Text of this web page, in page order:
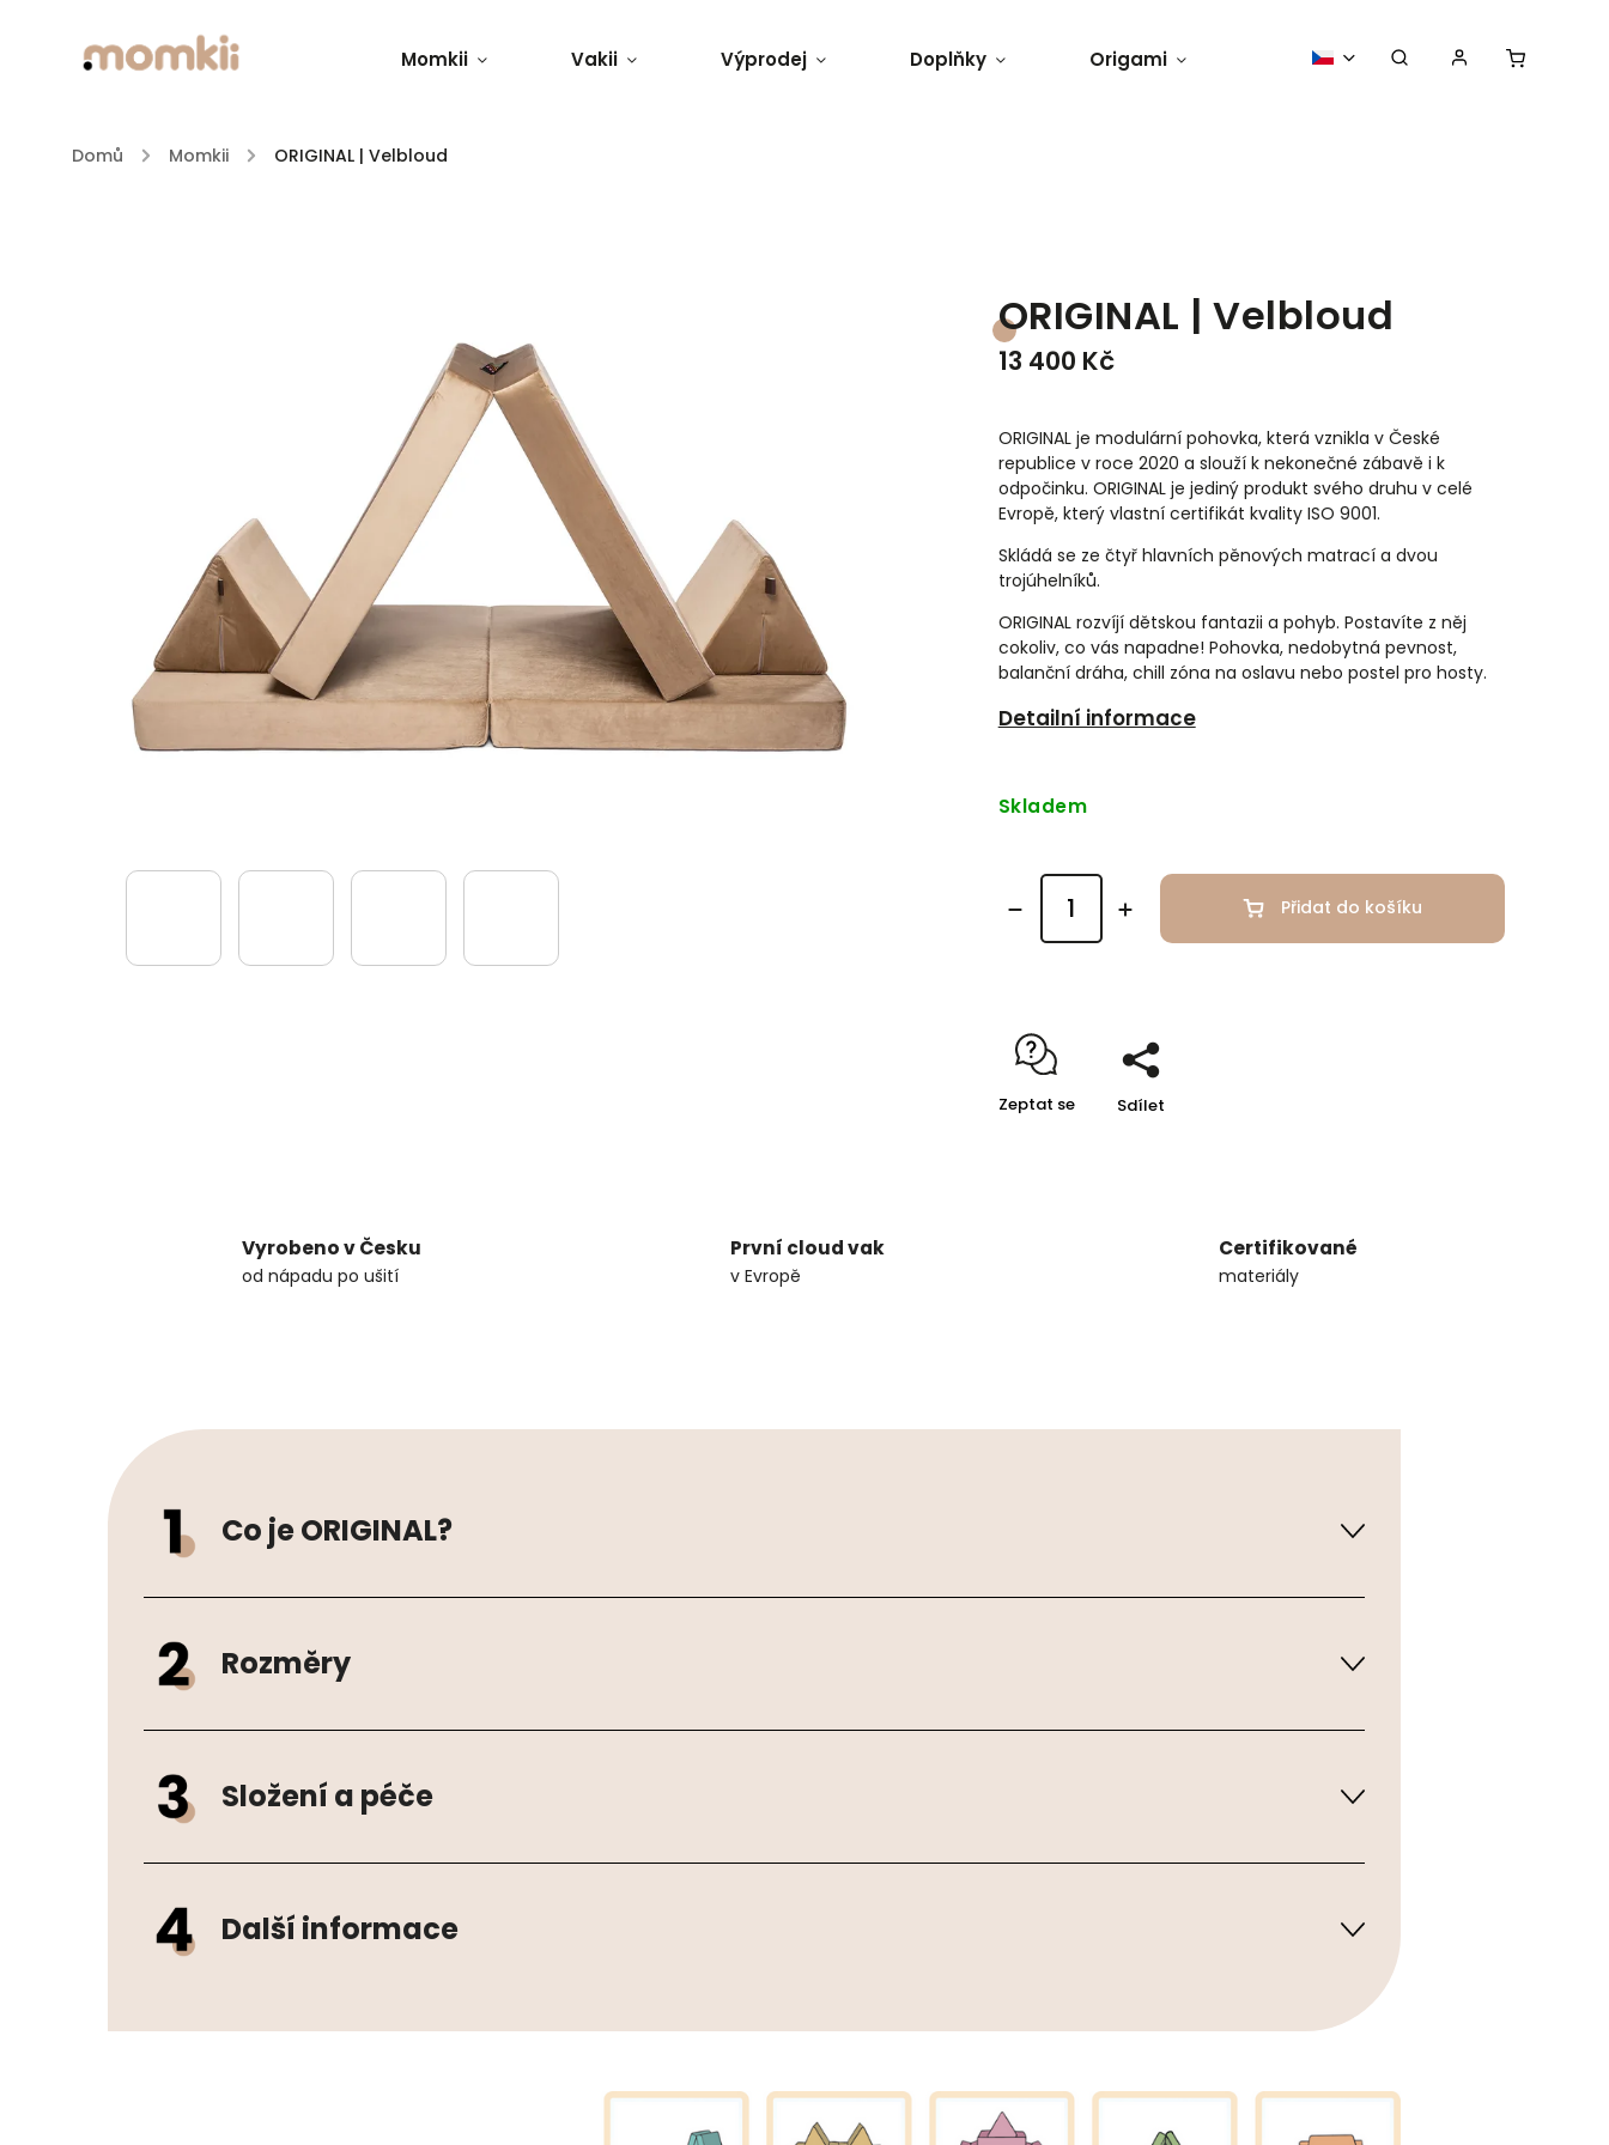
Momkii Vakii Výprodej Doplňky Origami Momkii na zkoušku
Domů / Momkii / ORIGINAL | Velbloud
ORIGINAL | Velbloud
13 400 Kč
ORIGINAL je modulární pohovka, která vznikla v České
republice v roce 2020 a slouží k nekonečné zábavě i k
odpočinku. ORIGINAL je jediný produkt svého druhu v celé
Evropě, který vlastní certifikát kvality ISO 9001.
Skládá se ze čtyř hlavních pěnových matrací a dvou
trojúhelníků.
ORIGINAL rozvíjí dětskou fantazii a pohyb. Postavíte z něj
cokoliv, co vás napadne! Pohovka, nedobytná pevnost,
balanční dráha, chill zóna na oslavu nebo postel pro hosty.
Detailní informace
Skladem
Přidat do košíku
Zeptat se Sdílet
Vyrobeno v Česku
od nápadu po ušití
První cloud vak
v Evropě
Certifikované
materiály
Co je ORIGINAL?
Rozměry
Složení a péče
Další informace